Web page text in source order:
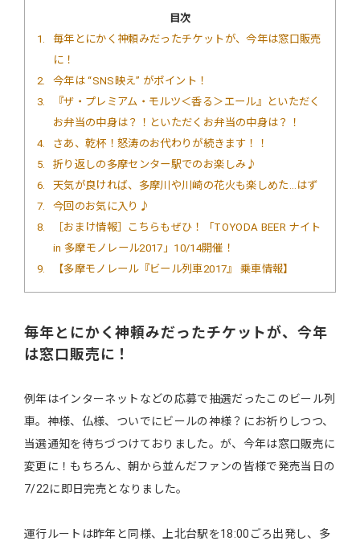
目次
1
毎年とにかく神頼みだったチケットが、今年は窓口販売
に！
2
今年は “SNS映え” がポイント！
3
『ザ・プレミアム・モルツ＜香る＞エール』といただく
お弁当の中身は？！といただくお弁当の中身は？！
4
さあ、乾杯！怒涛のお代わりが続きます！！
5
折り返しの多摩センター駅でのお楽しみ♪
6
天気が良ければ、多摩川や川崎の花火も楽しめた…はず
7
今回のお気に入り♪
8
［おまけ情報］こちらもぜひ！「TOYODA BEER ナイト
in 多摩モノレール2017」10/14開催！
9
【多摩モノレール『ビール列車2017』 乗車情報】
毎年とにかく神頼みだったチケットが、今年
は窓口販売に！
例年はインターネットなどの応募で抽選だったこのビール列
車。神様、仏様、ついでにビールの神様？にお祈りしつつ、
当選通知を待ちづつけておりました。が、今年は窓口販売に
変更に！もちろん、朝から並んだファンの皆様で発売当日の
7/22に即日完売となりました。
運行ルートは昨年と同様、上北台駅を18:00ごろ出発し、多